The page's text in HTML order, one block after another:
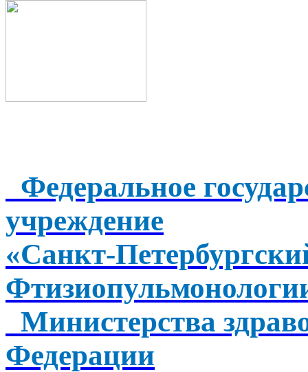
Федеральное
учреждение
«Санкт-
Министерства
Федерации